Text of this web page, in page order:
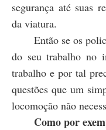
segurança até suas
da viatura.
Então se os
do seu trabalho no
trabalho e por tal
questões que um
locomoção não
Como por